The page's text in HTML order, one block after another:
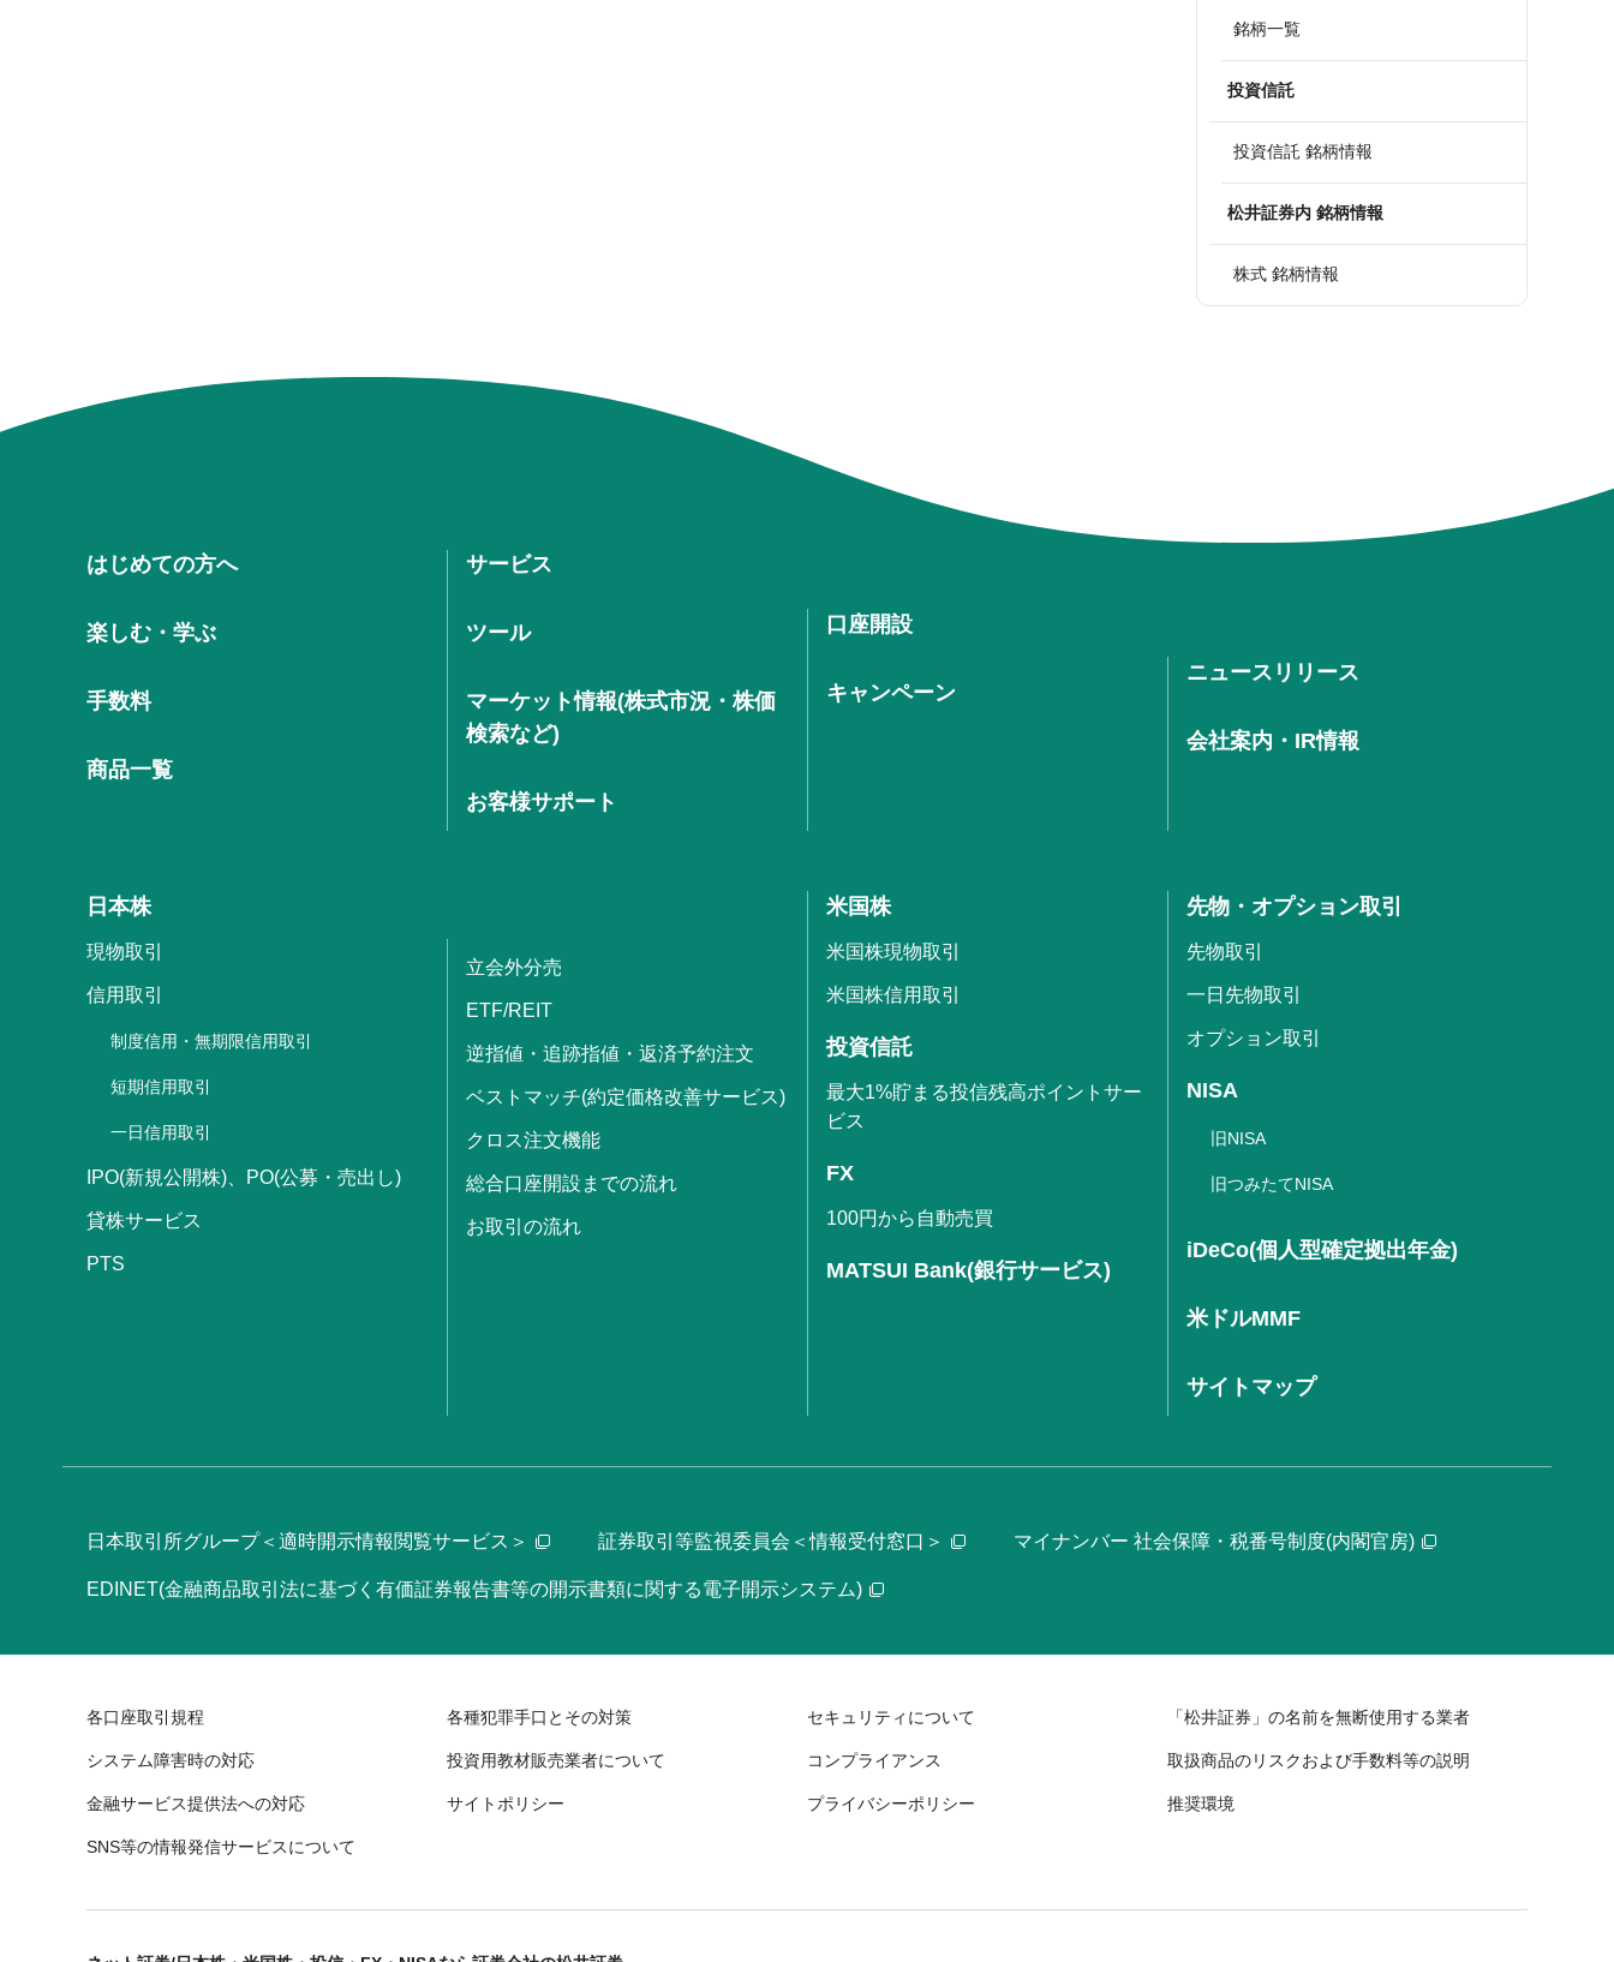
銘柄一覧
投資信託
投資信託 銘柄情報
松井証券内 銘柄情報
株式 銘柄情報
はじめての方へ
楽しむ・学ぶ
手数料
商品一覧
サービス
ツール
マーケット情報(株式市況・株価
検索など)
お客様サポート
口座開設
キャンペーン
ニュースリリース
会社案内・IR情報
日本株
現物取引
信用取引
制度信用・無期限信用取引
短期信用取引
一日信用取引
IPO(新規公開株)、PO(公募・売出し)
貸株サービス
PTS
立会外分売
ETF/REIT
逆指値・追跡指値・返済予約注文
ベストマッチ(約定価格改善サービス)
クロス注文機能
総合口座開設までの流れ
お取引の流れ
米国株
米国株現物取引
米国株信用取引
投資信託
最大1%貯まる投信残高ポイントサー
ビス
FX
100円から自動売買
MATSUI Bank(銀行サービス)
先物・オプション取引
先物取引
一日先物取引
オプション取引
NISA
旧NISA
旧つみたてNISA
iDeCo(個人型確定拠出年金)
米ドルMMF
サイトマップ
日本取引所グループ＜適時開示情報閲覧サービス＞ 証券取引等監視委員会＜情報受付窓口＞ マイナンバー 社会保障・税番号制度(内閣官房)
EDINET(金融商品取引法に基づく有価証券報告書等の開示書類に関する電子開示システム)
各口座取引規程 各種犯罪手口とその対策 セキュリティについて 「松井証券」の名前を無断使用する業者
システム障害時の対応 投資用教材販売業者について コンプライアンス 取扱商品のリスクおよび手数料等の説明
金融サービス提供法への対応 サイトポリシー プライバシーポリシー 推奨環境
SNS等の情報発信サービスについて